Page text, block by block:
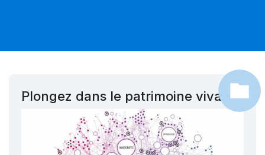
Plongez dans le patrimoine vivant !